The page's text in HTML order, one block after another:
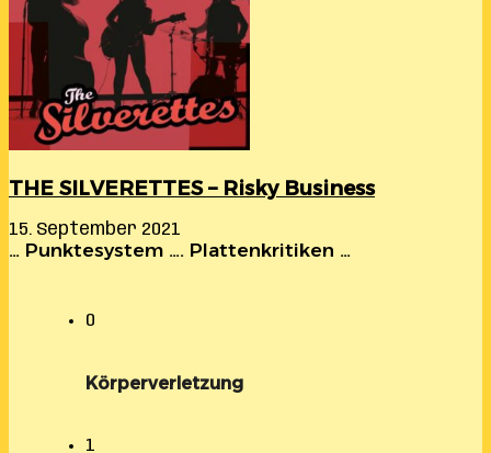
THE SILVERETTES – Risky Business
15. September 2021
… Punktesystem …. Plattenkritiken …
0
Körperverletzung
1